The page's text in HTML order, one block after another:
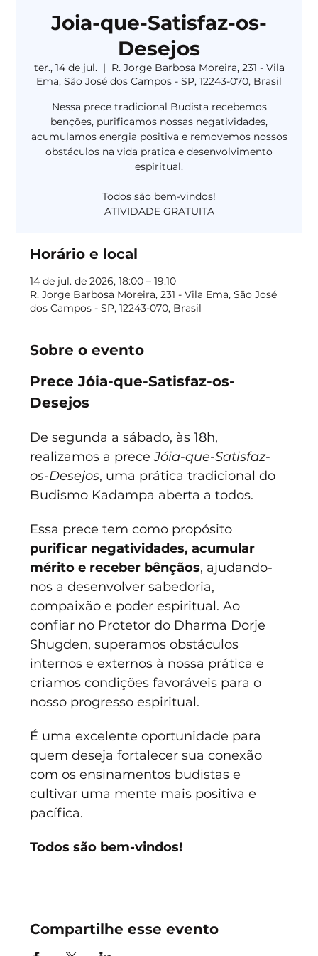
Joia-que-Satisfaz-os-
Desejos
ter., 14 de jul.
  |
R. Jorge Barbosa Moreira, 231 - Vila
Ema, São José dos Campos - SP, 12243-070, Brasil
Nessa prece tradicional Budista recebemos
benções, purificamos nossas negatividades,
acumulamos energia positiva e removemos nossos
obstáculos na vida pratica e desenvolvimento
espiritual.
Todos são bem-vindos!
ATIVIDADE GRATUITA
Horário e local
14 de jul. de 2026, 18:00 – 19:10
R. Jorge Barbosa Moreira, 231 - Vila Ema, São José
dos Campos - SP, 12243-070, Brasil
Sobre o evento
Prece Jóia-que-Satisfaz-os-
Desejos
De segunda a sábado, às 18h,
realizamos a prece Jóia-que-Satisfaz-
os-Desejos, uma prática tradicional do
Budismo Kadampa aberta a todos.
Essa prece tem como propósito
purificar negatividades, acumular
mérito e receber bênçãos, ajudando-
nos a desenvolver sabedoria,
compaixão e poder espiritual. Ao
confiar no Protetor do Dharma Dorje
Shugden, superamos obstáculos
internos e externos à nossa prática e
criamos condições favoráveis para o
nosso progresso espiritual.
É uma excelente oportunidade para
quem deseja fortalecer sua conexão
com os ensinamentos budistas e
cultivar uma mente mais positiva e
pacífica.
Todos são bem-vindos!
Compartilhe esse evento